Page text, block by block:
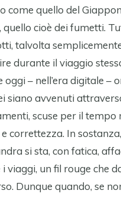
come quello del
quello cioè dei fumetti.
talvolta
durante il viaggio
oggi – nell’era digitale –
siano avvenuti
scuse per il tempo
correttezza. In
si sta, con fatica,
i viaggi, un fil rouge che
Dunque quando, se